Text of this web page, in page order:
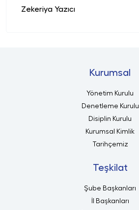
Zekeriya Yazıcı
Kurumsal
Yönetim Kurulu
Denetleme Kurulu
Disiplin Kurulu
Kurumsal Kimlik
Tarihçemiz
Teşkilat
Şube Başkanları
İl Başkanları